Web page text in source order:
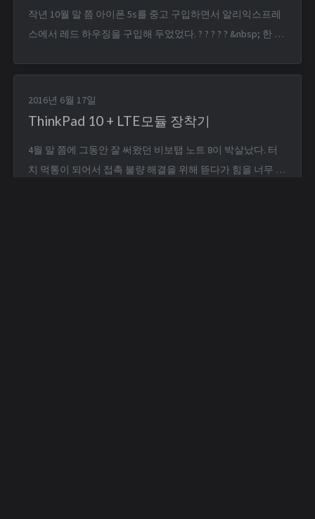
작년 10월 말 쯤 아이폰 5s를 중고 구입하면서 알리익스프레
스에서 레드 하우징을 구입해 두었었다. ? ? ? ? ? &nbsp; 한 달
급으로 바뀐데다 판매자가 심 트레이를 누락하여 보내는 바
람에 몇 달간 봉인되어 있었다. 이걸 다시 꺼내서 장착해 보자
고 마음먹은 게 설날 전 주의 수요일. ...
2016년 6월 17일
ThinkPad 10 + LTE모듈 장착기
4월 말 쯤에 그동안 잘 써왔던 비보탭 노트 8이 박살났다. 터
치 먹통이 되어서 접촉 불량 해결을 위해 뜯다가 힘을 너무 주